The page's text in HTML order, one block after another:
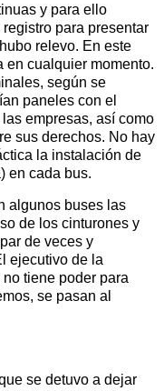
y para ello
para presentar
relevo. En este
en cualquier momento.
según se
paneles con el
empresas, así como
sus derechos. No hay
la instalación de
en cada bus.
algunos buses las
de los cinturones y
de veces y
ejecutivo de la
tiene poder para
se pasan al
se detuvo a dejar